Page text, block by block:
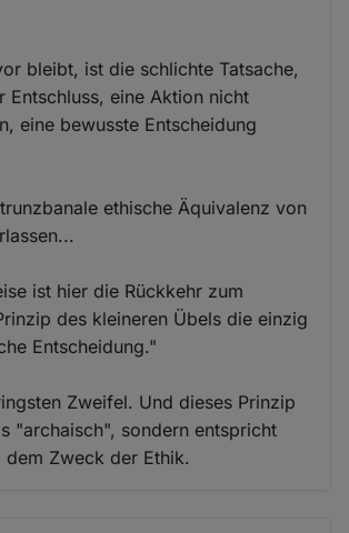
bleibt, ist die schlichte Tatsache,
Entschluss, eine Aktion nicht
eine bewusste Entscheidung
ethische Äquivalenz von
ist hier die Rückkehr zum
des kleineren Übels die einzig
Entscheidung."
Zweifel. Und dieses Prinzip
"archaisch", sondern entspricht
Zweck der Ethik.